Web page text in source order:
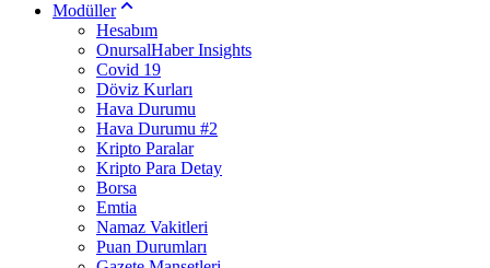
Modüller
Hesabım
OnursalHaber Insights
Covid 19
Döviz Kurları
Hava Durumu
Hava Durumu #2
Kripto Paralar
Kripto Para Detay
Borsa
Emtia
Namaz Vakitleri
Puan Durumları